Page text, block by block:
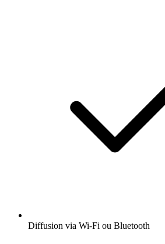
Diffusion via Wi-Fi ou Bluetooth